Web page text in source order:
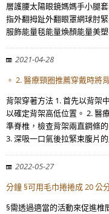
層護腰太陽眼鏡媽媽手小腿
指外翻拇趾外翻眼罩網球肘
服飾能量毯能量煥顏能量美
2021-04-28
。 2. 醫療頸圈推薦穿戴時將
背架穿著方法 1. 首先以背架
以確定背架高低位置。 2. 醫
準脊椎，檢查背架兩直鋼條
3. 深吸一口氣後拉緊束腹片
2022-05-27
分鐘 §可用毛巾捲捲成 20 公
§需透過適當的活動來促進椎